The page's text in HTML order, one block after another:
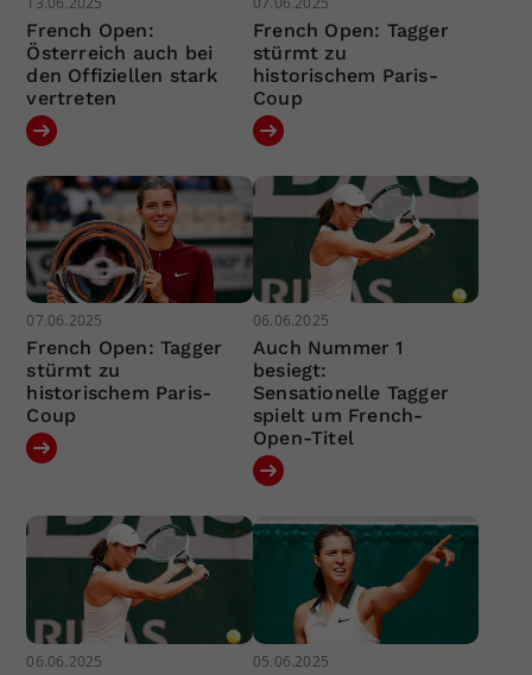
French Open:
Österreich auch bei
den Offiziellen stark
vertreten
French Open: Tagger
stürmt zu
historischem Paris-
Coup
07.06.2025
French Open: Tagger
stürmt zu
historischem Paris-
Coup
06.06.2025
Auch Nummer 1
besiegt:
Sensationelle Tagger
spielt um French-
Open-Titel
06.06.2025 05.06.2025